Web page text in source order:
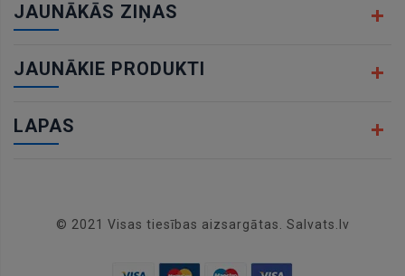
JAUNĀKĀS ZIŅAS
JAUNĀKIE PRODUKTI
LAPAS
© 2021 Visas tiesības aizsargātas. Salvats.lv